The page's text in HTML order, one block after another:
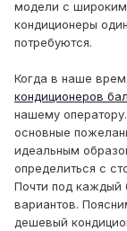
модели с широким
кондиционеры
потребуются.
Когда в наше
кондиционеров
нашему
основные
идеальным
определиться с
Почти под
вариантов.
дешевый